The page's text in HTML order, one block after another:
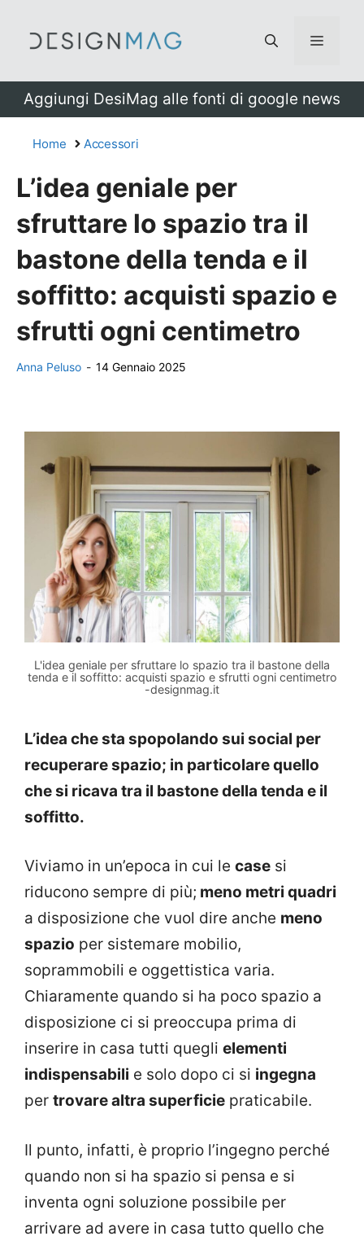
Menu
Aggiungi DesiMag alle fonti di google news
Home Accessori
L’idea geniale per
sfruttare lo spazio tra il
bastone della tenda e il
soffitto: acquisti spazio e
sfrutti ogni centimetro
Anna Peluso - 14 Gennaio 2025
L'idea geniale per sfruttare lo spazio tra il bastone della
tenda e il soffitto: acquisti spazio e sfrutti ogni centimetro
-designmag.it
L’idea che sta spopolando sui social per
recuperare spazio; in particolare quello
che si ricava tra il bastone della tenda e il
soffitto.
Viviamo in un’epoca in cui le case si
riducono sempre di più; meno metri quadri
a disposizione che vuol dire anche meno
spazio per sistemare mobilio,
soprammobili e oggettistica varia.
Chiaramente quando si ha poco spazio a
disposizione ci si preoccupa prima di
inserire in casa tutti quegli elementi
indispensabili e solo dopo ci si ingegna
per trovare altra superficie praticabile.
Il punto, infatti, è proprio l’ingegno perché
quando non si ha spazio si pensa e si
inventa ogni soluzione possibile per
arrivare ad avere in casa tutto quello che